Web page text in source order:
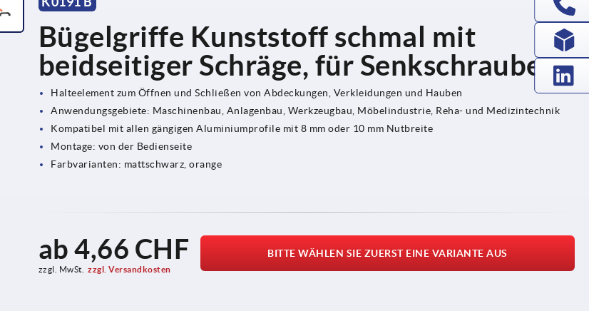
Bügelgriffe Kunststoff schmal mit
beidseitiger Schräge, für Senkschrauben
Halteelement zum Öffnen und Schließen von Abdeckungen, Verkleidungen und Hauben
Anwendungsgebiete: Maschinenbau, Anlagenbau, Werkzeugbau, Möbelindustrie, Reha- und Medizintechnik
Kompatibel mit allen gängigen Aluminiumprofile mit 8 mm oder 10 mm Nutbreite
Montage: von der Bedienseite
Farbvarianten: mattschwarz, orange
ab4,66 CHF
zzgl. MwSt. zzgl. Versandkosten
BITTE WÄHLEN SIE ZUERST EINE VARIANTE AUS